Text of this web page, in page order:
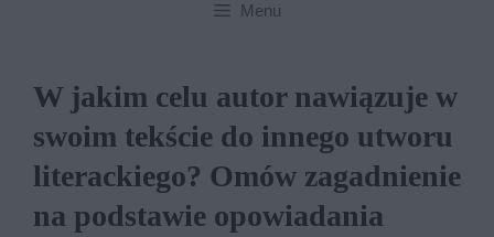
Menu
W jakim celu autor nawiązuje w
swoim tekście do innego utworu
literackiego? Omów zagadnienie
na podstawie opowiadania